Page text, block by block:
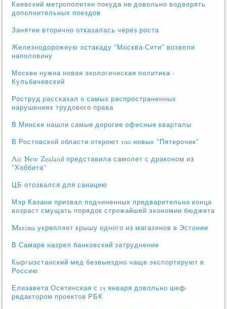
Киевский метрополитен покуда не довольно водворять
дополнительных поездов
Занятие вторично отказалась через роста
Железнодорожную эстакаду "Москва-Сити" возвели
наполовину
Москве нужна новая экологическая политика -
Кульбачевский
Роструд рассказал о самых распространенных
нарушениях трудового права
В Минске нашли самые дорогие офисные кварталы
В Ростовской области откроют 100 новых "Пятерочек"
Air New Zealand представила самолет с драконом из
"Хоббита"
ЦБ отозвался для санацию
Мэр Казани призвал подчиненных предварительно конца
возраст смущать порядок строжайшей экономии бюджета
Maxima укрепляет крышу одного из магазинов в Эстонии
В Самаре назрел банковский затруднение
Кыргызстанский мед безвыездно чаще экспортируют в
Россию
Елизавета Осетинская с 15 января довольно шеф-
редактором проектов РБК